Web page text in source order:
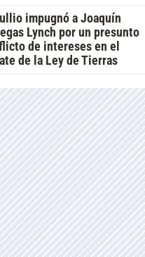
impugnó a Joaquín
Lynch por un presunto
de intereses en el
de la Ley de Tierras